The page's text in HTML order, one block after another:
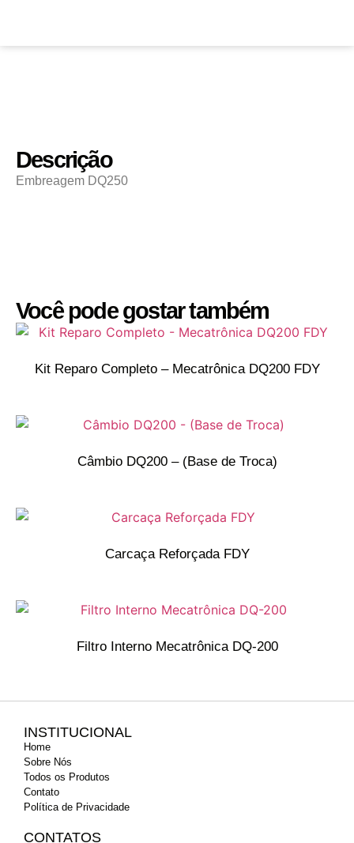
Descrição
Embreagem DQ250
Você pode gostar também
Kit Reparo Completo – Mecatrônica DQ200 FDY
Câmbio DQ200 – (Base de Troca)
Carcaça Reforçada FDY
Filtro Interno Mecatrônica DQ-200
INSTITUCIONAL
Home
Sobre Nós
Todos os Produtos
Contato
Política de Privacidade
CONTATOS